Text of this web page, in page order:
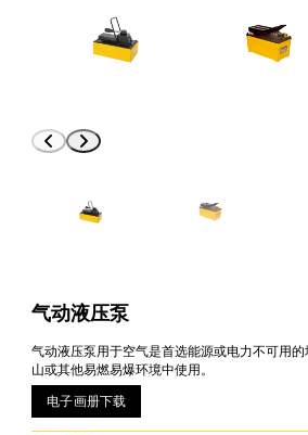
气动液压泵
气动液压泵用于空气是首选能源或电力不可用
山或其他易燃易爆环境中使用。
电子画册下载